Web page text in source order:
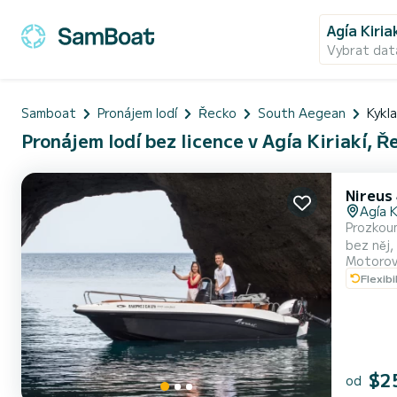
Agía
Vybrat
Samboat Pronájem lodí Řecko South Aegean
Pronájem lodí bez licence v Agía Kiriakí,
Agía
bez něj,
od